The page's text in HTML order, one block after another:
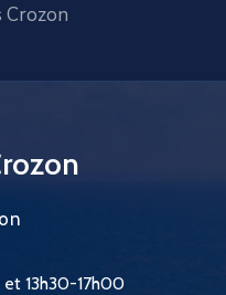
et 13h30-17h00